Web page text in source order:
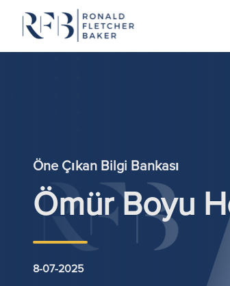
Öne Çıkan Bilgi Bankası
Ömür Boyu
8-07-2025